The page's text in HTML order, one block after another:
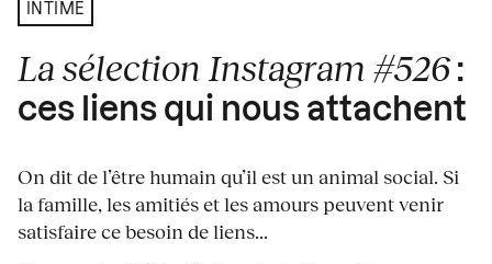
INTIME
La sélection Instagram #526 :
ces liens qui nous attachent
On dit de l’être humain qu’il est un animal social. Si
la famille, les amitiés et les amours peuvent venir
satisfaire ce besoin de liens...